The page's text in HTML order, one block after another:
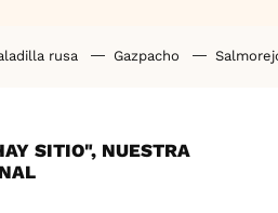
rusa Gazpacho
SITIO", NUESTRA